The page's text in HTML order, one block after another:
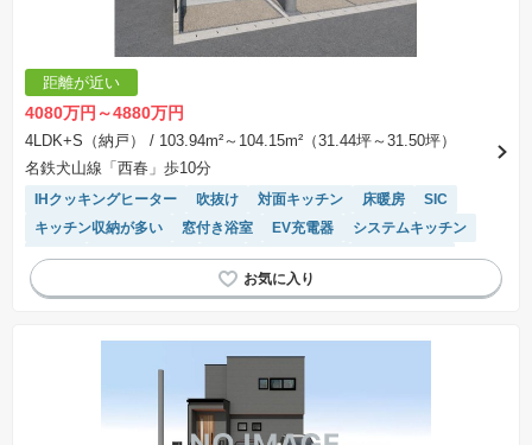
距離が近い
4080万円～4880万円
4LDK+S（納戸）
/ 103.94m²～104.15m²（31.44坪～31.50坪）
名鉄犬山線「西春」歩10分
IHクッキングヒーター 吹抜け 対面キッチン 床暖房
SIC
キッチン収納が多い
窓付き浴室 EV充電器
システムキッチン
食洗機
トイレ2個以上 WIC 温水洗浄便座
長期優良住宅
モニター付きインターホン